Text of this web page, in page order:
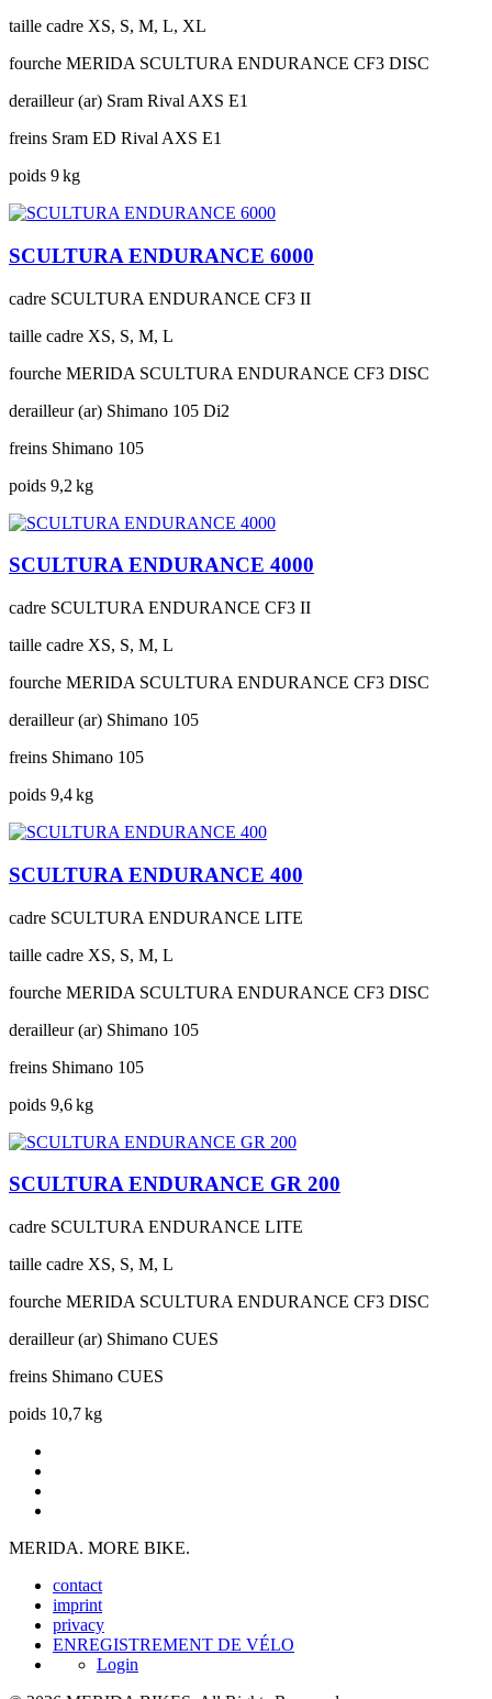
taille cadre XS, S, M, L, XL
fourche MERIDA SCULTURA ENDURANCE CF3 DISC
derailleur (ar) Sram Rival AXS E1
freins Sram ED Rival AXS E1
poids 9 kg
SCULTURA ENDURANCE 6000
cadre SCULTURA ENDURANCE CF3 II
taille cadre XS, S, M, L
fourche MERIDA SCULTURA ENDURANCE CF3 DISC
derailleur (ar) Shimano 105 Di2
freins Shimano 105
poids 9,2 kg
SCULTURA ENDURANCE 4000
cadre SCULTURA ENDURANCE CF3 II
taille cadre XS, S, M, L
fourche MERIDA SCULTURA ENDURANCE CF3 DISC
derailleur (ar) Shimano 105
freins Shimano 105
poids 9,4 kg
SCULTURA ENDURANCE 400
cadre SCULTURA ENDURANCE LITE
taille cadre XS, S, M, L
fourche MERIDA SCULTURA ENDURANCE CF3 DISC
derailleur (ar) Shimano 105
freins Shimano 105
poids 9,6 kg
SCULTURA ENDURANCE GR 200
cadre SCULTURA ENDURANCE LITE
taille cadre XS, S, M, L
fourche MERIDA SCULTURA ENDURANCE CF3 DISC
derailleur (ar) Shimano CUES
freins Shimano CUES
poids 10,7 kg
MERIDA. MORE BIKE.
contact
imprint
privacy
ENREGISTREMENT DE VÉLO
Login